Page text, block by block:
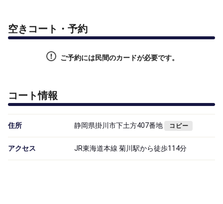
空きコート・予約
ご予約には民間のカードが必要です。
コート情報
住所 静岡県掛川市下土方407番地 コピー
アクセス JR東海道本線 菊川駅から徒歩114分